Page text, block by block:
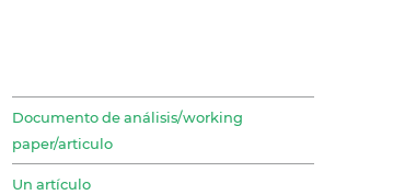
Documento de análisis/working
paper/articulo
Un artículo